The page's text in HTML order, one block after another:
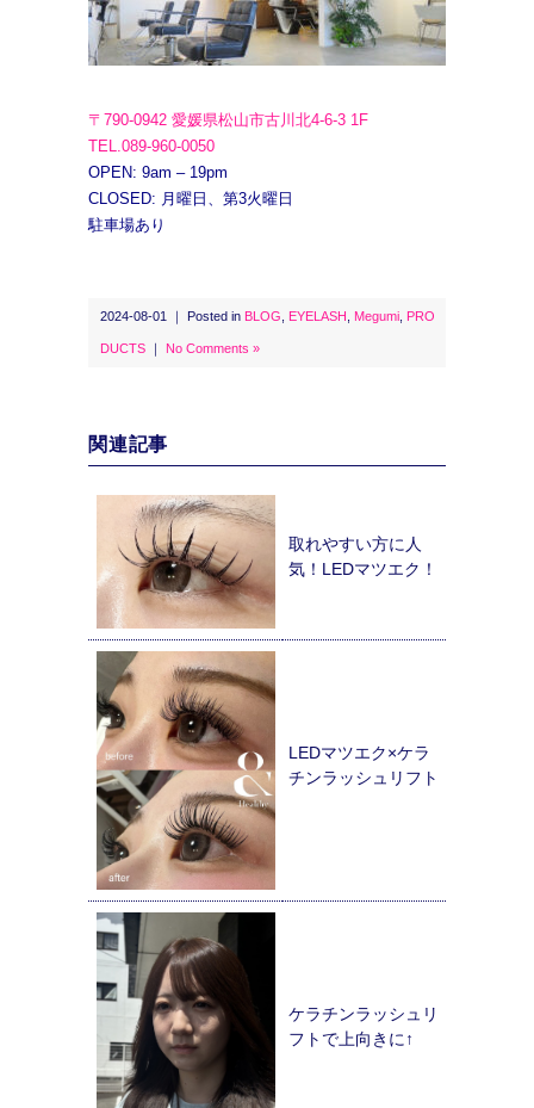
〒790-0942 愛媛県松山市古川北4-6-3 1F
TEL.089-960-0050
OPEN: 9am – 19pm
CLOSED: 月曜日、第3火曜日
駐車場あり
2024-08-01 ｜ Posted in BLOG EYELASH Megumi PRO
DUCTS ｜ No Comments »
関連記事
取れやすい方に人
気！LEDマツエク！
LEDマツエク×ケラ
チンラッシュリフト
ケラチンラッシュリ
フトで上向きに↑